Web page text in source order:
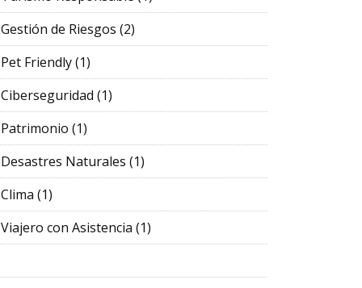
Gestión de Riesgos (2)
Pet Friendly(1)
Ciberseguridad (1)
Patrimonio (1)
Desastres Naturales (1)
Clima (1)
Viajero con Asistencia (1)